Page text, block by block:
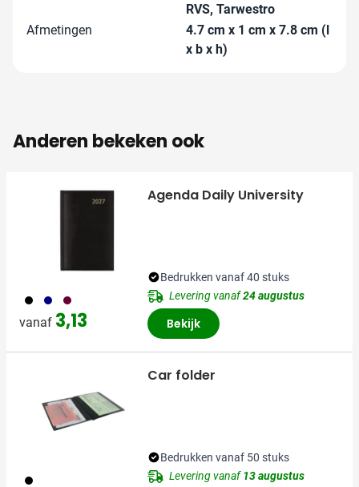
RVS, Tarwestro
Afmetingen
4.7 cm x 1 cm x 7.8 cm (l
x b x h)
Anderen bekeken ook
001 536 010
vanaf 3,13
Agenda Daily University
Bedrukken vanaf 40 stuks
Levering vanaf24 augustus
Bekijk
001
Car folder
Bedrukken vanaf 50 stuks
Levering vanaf13 augustus